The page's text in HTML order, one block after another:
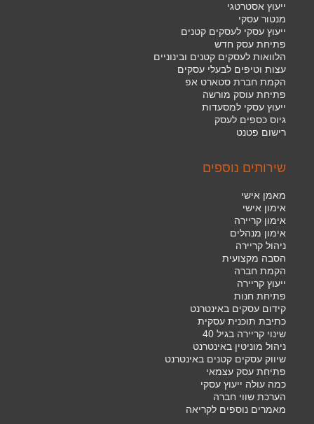
ייעוץ אסטרטגי
מנטור עסקי
ייעוץ עסקי לעסקים קטנים
פתיחת עסק חדש
הלוואות לעסקים קטנים ובינוניים
עצות וטיפים לבעלי עסקים
הקמת חברת סטארט אפ
פתיחת עוסק מורשה
ייעוץ עסקי למסעדות
גיוס כספים לעסק
רישום פטנט
שירותים נוספים
מאמן אישי
אימון אישי
אימון קריירה
אימון מנהלים
ניהול קריירה
הסבה מקצועית
הקמת חברה
ייעוץ קריירה
פתיחת חנות
קידום עסקים באינטרנט
כתיבת תוכנית עסקית
שינוי קריירה בגיל 40
ניהול מוניטין באינטרנט
שיווק עסקים קטנים באינטרנט
פתיחת עסק עצמאי
כמה עולה ייעוץ עסקי
הערכת שווי חברה
מאמרים נוספים לקריאה